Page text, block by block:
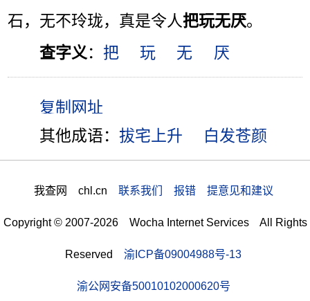
石，无不玲珑，真是令人把玩无厌。
查字义 ： 把 玩 无 厌
其他成语： 拔宅上升 白发苍颜
我查网 chl.cn 联系我们 报错 提意见和建议
Copyright © 2007-2026 Wocha Internet Services All Rights
Reserved 渝ICP备09004988号-13
渝公网安备50010102000620号